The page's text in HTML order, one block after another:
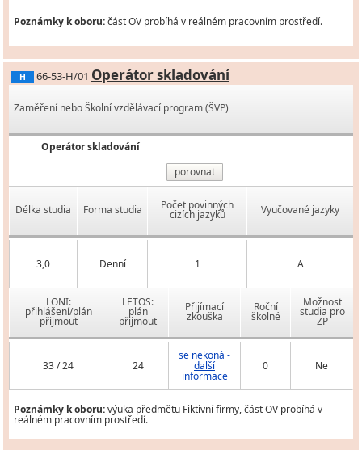
Poznámky k oboru:část OV probíhá v reálném pracovním prostředí.
H 66-53-H/01 Operátor skladování
Zaměření nebo Školní vzdělávací program (ŠVP)
Operátor skladování
porovnat
Délka studia Forma studia Počet povinných
cizích jazyků Vyučované jazyky
3,0 Denní 1 A
LONI:
přihlášení/plán
přijmout
LETOS:
plán
přijmout
Přijímací
zkouška
Roční
školné
Možnost
studia pro
ZP
33 / 24 24
se nekoná -
další
informace
0 Ne
Poznámky k oboru:výuka předmětu Fiktivní firmy, část OV probíhá v
reálném pracovním prostředí.